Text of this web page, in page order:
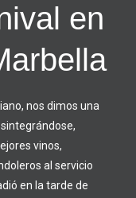
en
nos dimos una
vinos,
al servicio
en la tarde de